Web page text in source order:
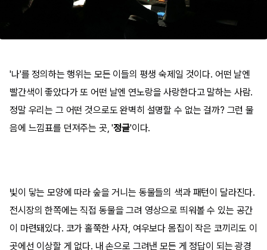
'나'를 정의하는 행위는 모든 이들의 평생 숙제일 것이다. 어떤 날엔
빨간색이 좋았다가 또 어떤 날엔 연노랑을 사랑한다고 말하는 사람.
정말 우리는 그 어떤 것으로도 완벽히 설명할 수 없는 걸까? 그런 물
음에 느낌표를 던져주는 곳, '정글'이다.
빛이 닿는 모양에 따라 숲을 거니는 동물들의 색과 패턴이 달라진다.
전시장의 한쪽에는 직접 동물을 그려 영상으로 띄워볼 수 있는 공간
이 마련돼있다. 코가 홀쭉한 사자, 여우보다 몸집이 작은 코끼리도 이
곳에선 이상할 게 없다. 내 손으로 그려낸 모든 게 정답이 되는 광경